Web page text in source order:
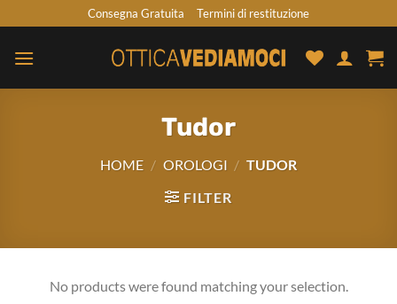
to
content
Consegna Gratuita Termini di restituzione
Tudor
HOME / OROLOGI / TUDOR
FILTER
No products were found matching your selection.